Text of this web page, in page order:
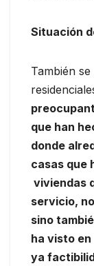
Situación
También
que han
donde
casas que
viviendas
servicio,
sino
ha visto en
ya